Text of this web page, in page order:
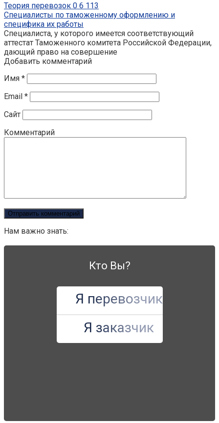
Теория перевозок 0 6 113
Специалисты по таможенному оформлению и
специфика их работы
Специалиста, у которого имеется соответствующий
аттестат Таможенного комитета Российской Федерации,
дающий право на совершение
Добавить комментарий
Имя *
Email *
Сайт
Комментарий
Нам важно знать:
Кто Вы?
Я перевозчик
Я заказчик